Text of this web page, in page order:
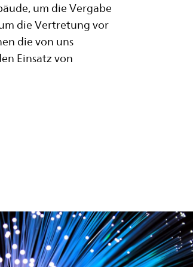
um die Vergabe
die Vertretung vor
die von uns
Einsatz von